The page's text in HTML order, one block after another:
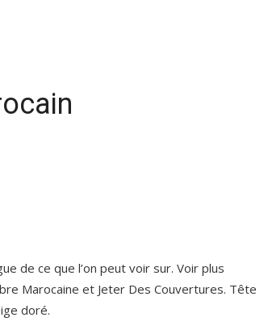
de ce que l’on peut voir sur. Voir plus
Marocaine et Jeter Des Couvertures. Tête
doré.